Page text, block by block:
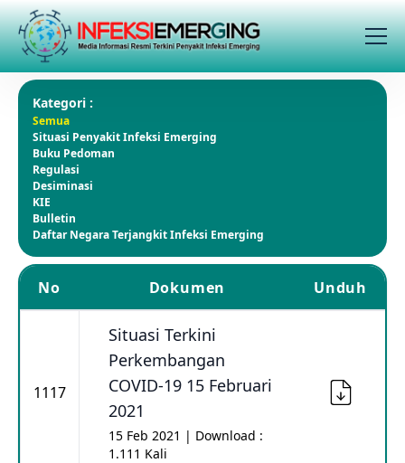
Kategori :
Semua
Situasi Penyakit Infeksi Emerging
Buku Pedoman
Regulasi
Desiminasi
KIE
Bulletin
Daftar Negara Terjangkit Infeksi Emerging
No Dokumen Unduh
1117
Situasi Terkini
Perkembangan
COVID-19 15 Februari
2021
15 Feb 2021 | Download :
1.111 Kali